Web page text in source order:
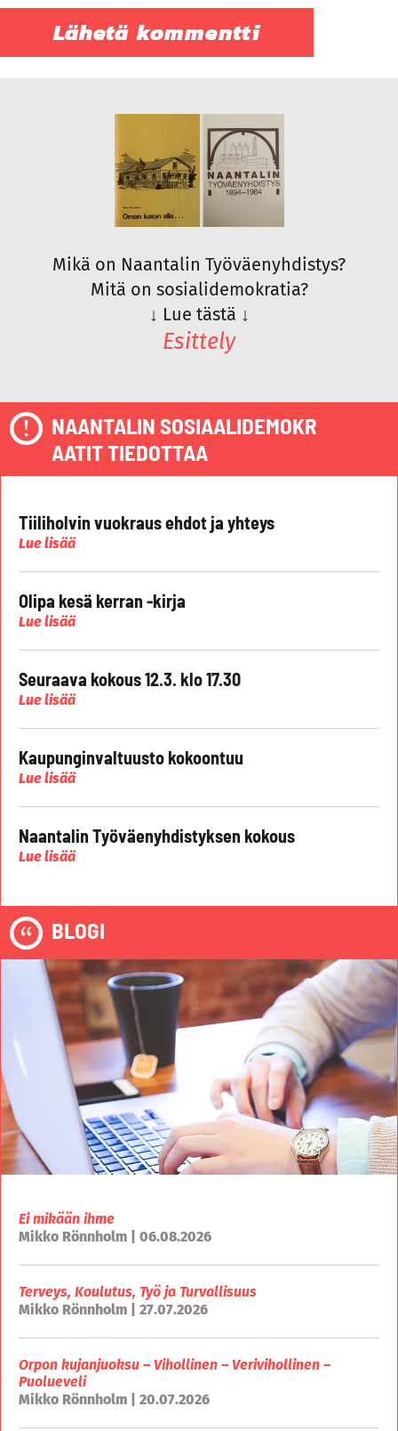
Mikä on Naantalin Työväenyhdistys?
Mitä on sosialidemokratia?
↓ Lue tästä ↓
Esittely
NAANTALIN SOSIAALIDEMOKR
AATIT TIEDOTTAA
Tiiliholvin vuokraus ehdot ja yhteys
Lue lisää
Olipa kesä kerran -kirja
Lue lisää
Seuraava kokous 12.3. klo 17.30
Lue lisää
Kaupunginvaltuusto kokoontuu
Lue lisää
Naantalin Työväenyhdistyksen kokous
Lue lisää
BLOGI
Ei mikään ihme
Mikko Rönnholm | 06.08.2026
Terveys, Koulutus, Työ ja Turvallisuus
Mikko Rönnholm | 27.07.2026
Orpon kujanjuoksu – Vihollinen – Verivihollinen –
Puolueveli
Mikko Rönnholm | 20.07.2026